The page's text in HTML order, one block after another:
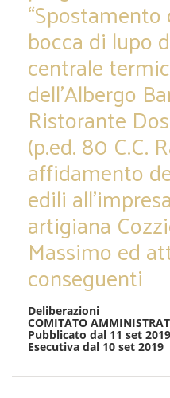
“Spostamento
bocca di lupo
centrale
dell’Albergo
Ristorante
(p.ed. 80 C.C.
affidamento
edili all’impresa
artigiana
Massimo ed
conseguenti
Deliberazioni
COMITATO
Pubblicato dal 11 set
Esecutiva dal 10 set 2019